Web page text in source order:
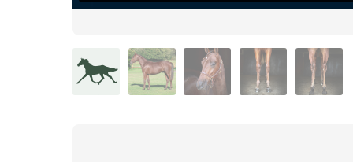
124 Max PacefromL.A. Racing Mediaon Vimeo.